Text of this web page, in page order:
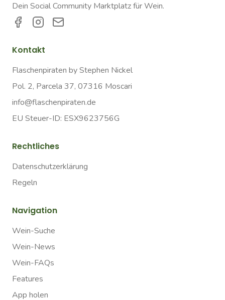
Dein Social Community Marktplatz für Wein.
Kontakt
Flaschenpiraten by Stephen Nickel
Pol. 2, Parcela 37, 07316 Moscari
info@flaschenpiraten.de
EU Steuer-ID: ESX9623756G
Rechtliches
Datenschutzerklärung
Regeln
Navigation
Wein-Suche
Wein-News
Wein-FAQs
Features
App holen